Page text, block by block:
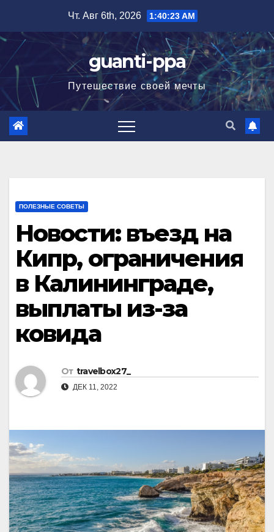
содержимому
Чт. Авг 6th, 2026 1:40:24 AM
guanti-ppa
Путешествие своей мечты
ПОЛЕЗНЫЕ СОВЕТЫ
Новости: въезд на
Кипр, ограничения
в Калининграде,
выплаты из-за
ковида
От travelbox27_
ДЕК 11, 2022